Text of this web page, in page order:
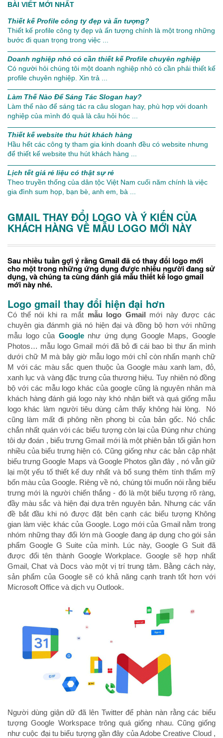
BÀI VIẾT MỚI NHẤT
Thiết kế Profile công ty đẹp và ấn tượng?
Thiết kế profile công ty đẹp và ấn tượng chính là một trong những
bước đi quan trọng trong việc ...
Doanh nghiệp nhỏ có cần thiết kế Profile chuyên nghiệp
Có người hỏi chúng tôi một doanh nghiệp nhỏ có cần phải thiết kế
profile chuyên nghiệp. Xin trả ...
Làm Thế Nào Để Sáng Tác Slogan hay?
Làm thế nào để sáng tác ra câu slogan hay, phù hợp với doanh
nghiệp của mình đó quả là câu hỏi hóc ...
Thiết kế website thu hút khách hàng
Hầu hết các công ty tham gia kinh doanh đều có website nhưng
để thiết kế website thu hút khách hàng ...
Lịch tết giá rẻ liệu có thật sự rẻ
Theo truyền thống của dân tộc Việt Nam cuối năm chính là việc
gia đình sum họp, bạn bè, anh em, bà ...
GMAIL THAY ĐỔI LOGO VÀ Ý KIẾN CỦA
KHÁCH HÀNG VỀ MẪU LOGO MỚI NÀY
Sau nhiều tuần gợi ý rằng Gmail đã có thay đổi logo mới
cho một trong những ứng dụng được nhiều người đang sử
dụng, và chúng ta cùng đánh giá mẫu thiết kế logo gmail
mới này nhé.
Logo gmail thay đổi hiện đại hơn
Có thể nói khi ra mắt mẫu logo Gmail mới này được các
chuyên gia đánmh giá nó hiện đại và đồng bộ hơn với những
mẫu logo của Googlenhư ứng dụng Google Maps, Google
Photos… mẫu logo Gmail mới đã bỏ đi cái bao bì thư ẩn mình
dưới chữ M mà bây giờ mẫu logo mới chỉ còn nhấn mạnh chữ
M với các màu sắc quen thuộc ủa Google màu xanh lam, đỏ,
xanh lục và vàng đặc trưng của thương hiệu. Tuy nhiên nó đồng
bộ với các mẫu logo khác của google cũng là nguyên nhân mà
khách hàng đánh giá logo này khó nhận biết và quá giống mẫu
logo khác làm người tiêu dùng cảm thấy không hài lòng. Nó
cũng làm mất đi phông nền phong bì của bản gốc. Nó chắc
chắn nhất quán với các biểu tượng còn lại của Đúng như chúng
tôi dự đoán , biểu trưng Gmail mới là một phiên bản tối giản hơn
nhiều của biểu trưng hiện có. Cũng giống như các bản cập nhật
biểu trưng Google Maps và Google Photos gần đây , nó vẫn giữ
lại một yếu tố thiết kế duy nhất và bổ sung thêm tính thẩm mỹ
bốn màu của Google. Riêng về nó, chúng tôi muốn nói rằng biểu
trưng mới là người chiến thắng - đó là một biểu tượng rõ ràng,
đầy màu sắc và hiện đại dựa trên nguyên bản. Nhưng các vấn
đề bắt đầu khi nó được đặt bên cạnh các biểu tượng Không
gian làm việc khác của Google. Logo mới của Gmail nằm trong
nhóm những thay đổi lớn mà Google đang áp dụng cho gói sản
phẩm Google G Suite của mình. Lúc này, Google G Suit đã
được đổi tên thành Google Workplace. Google sẽ hợp nhất
Gmail, Chat và Docs vào một vị trí trung tâm. Bằng cách này,
sản phẩm của Google sẽ có khả năng cạnh tranh tốt hơn với
Microsoft Office và dịch vụ Outlook.
Người dùng giận dữ đã lên Twitter để phàn nàn rằng các biểu
tượng Google Workspace trông quá giống nhau. Cũng giống
như cuộc đại tu biểu tượng gần đây của Adobe Creative Cloud ,